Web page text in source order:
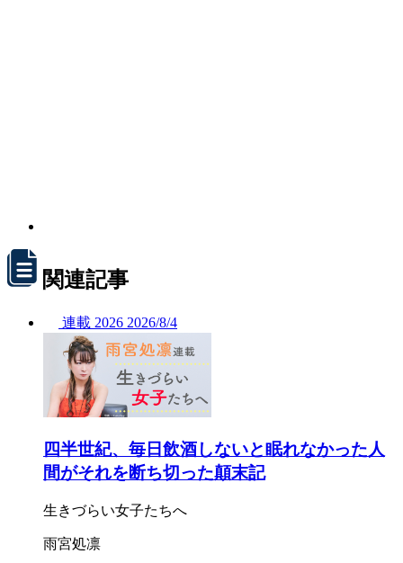
関連記事
連載 2026 2026/8/4
四半世紀、毎日飲酒しないと眠れなかった人
間がそれを断ち切った顛末記
生きづらい女子たちへ
雨宮処凛